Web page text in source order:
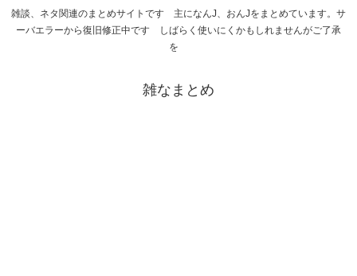
雑談、ネタ関連のまとめサイトです 主になんJ、おんJをまとめています。サ
ーバエラーから復旧修正中です しばらく使いにくかもしれませんがご了承
を
雑なまとめ